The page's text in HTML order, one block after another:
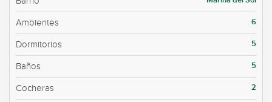
Ambientes 6
Dormitorios 5
Baños 5
Cocheras 2